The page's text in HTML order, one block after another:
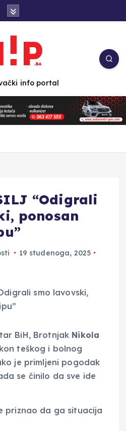
info portal
“Odigrali
ponosan
19 studenoga, 2025
BiH, Brotnjak Nikola
teškog i bolnog
je primljeni pogodak
se činilo da sve ide
priznao da ga situacija